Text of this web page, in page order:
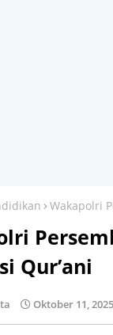
Wakapolri
Qur’ani
Oktober 11, 2025